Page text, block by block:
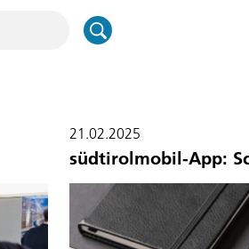
21.02.2025
südtirolmobil-App: